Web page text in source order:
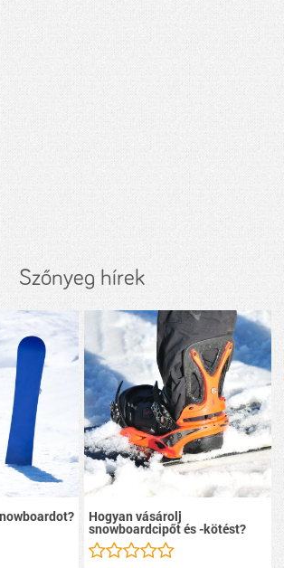
Szőnyeg hírek
Hogyan vásárolj
snowboardcipőt és -kötést?